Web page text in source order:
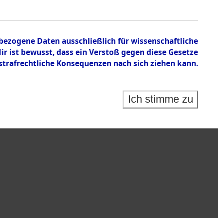
Daten ausschließlich für wissenschaftliche
bewusst, dass ein Verstoß gegen diese Gesetze
Konsequenzen nach sich ziehen kann.
Ich stimme zu